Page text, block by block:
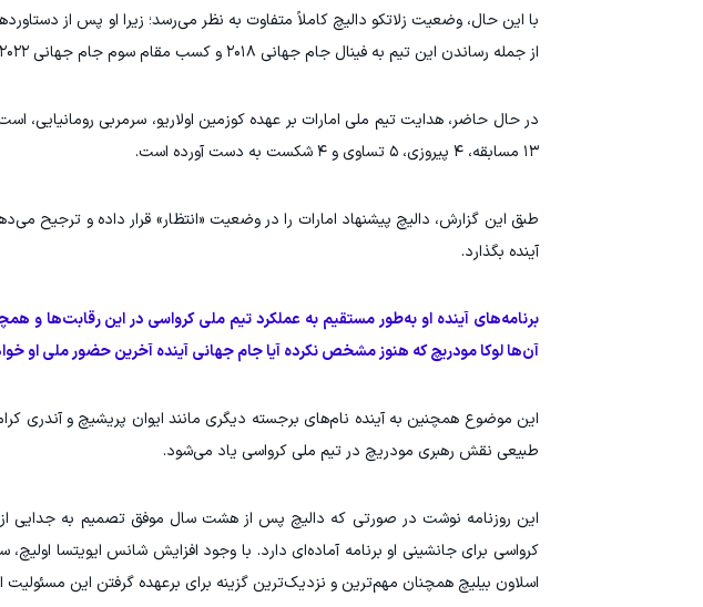
با این حال، وضعیت زلاتکو دالیچ کاملاً متفاوت به نظر می‌رسد؛ زیرا او پس از
از جمله رساندن این تیم به فینال جام جهانی ۲۰۱۸ و کسب مقام سوم جام جهانی ۲۰۲۲.
۱۳ مسابقه، ۴ پیروزی، ۵ تساوی و ۴ شکست به دست آورده است.
طبق این گزارش، دالیچ پیشنهاد امارات را در وضعیت «انتظار» قرار داده و ترجیح
آینده بگذارد.
برنامه‌های آینده او به‌طور مستقیم به عملکرد تیم ملی کرواسی در این رقابت‌ها
آن‌ها لوکا مودریچ که هنوز مشخص نکرده آیا جام جهانی آینده آخرین حضور ملی او
این موضوع همچنین به آینده نام‌های برجسته دیگری مانند ایوان پریشیچ و آندری
طبیعی نقش رهبری مودریچ در تیم ملی کرواسی یاد می‌شود.
این روزنامه نوشت در صورتی که دالیچ پس از هشت سال موفق تصمیم به جدایی از
اسلاون بیلیچ همچنان مهم‌ترین و نزدیک‌ترین گزینه برای برعهده گرفتن این